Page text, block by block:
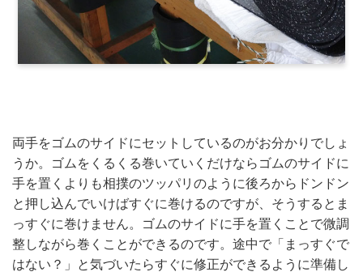
両手をゴムのサイドにセットしているのがお分かりでしょ
うか。ゴムをくるくる巻いていくだけならゴムのサイドに
手を置くよりも相撲のツッパリのように後ろからドンドン
と押し込んでいけばすぐに巻けるのですが、そうするとま
っすぐに巻けません。ゴムのサイドに手を置くことで微調
整しながら巻くことができるのです。途中で「まっすぐで
はない？」と気づいたらすぐに修正ができるように準備し